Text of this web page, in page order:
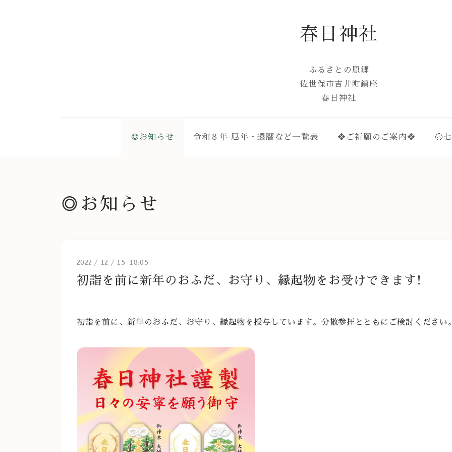
春日神社
ふるさとの原郷
佐世保市吉井町鎮座
春日神社
◎お知らせ 令和８年 厄年・還暦など一覧表 ❖ご祈願のご案内❖ 🌝
◎お知らせ
2022 / 12 / 15 18:05
初詣を前に新年のおふだ、お守り、縁起物をお受けできます!
初詣を前に、新年のおふだ、お守り、縁起物を授与しています。分散参拝とともにご検討ください